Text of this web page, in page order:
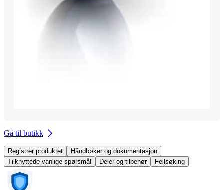
Gå til butikk
Registrer produktet
Håndbøker og dokumentasjon
Tilknyttede vanlige spørsmål
Deler og tilbehør Feilsøking